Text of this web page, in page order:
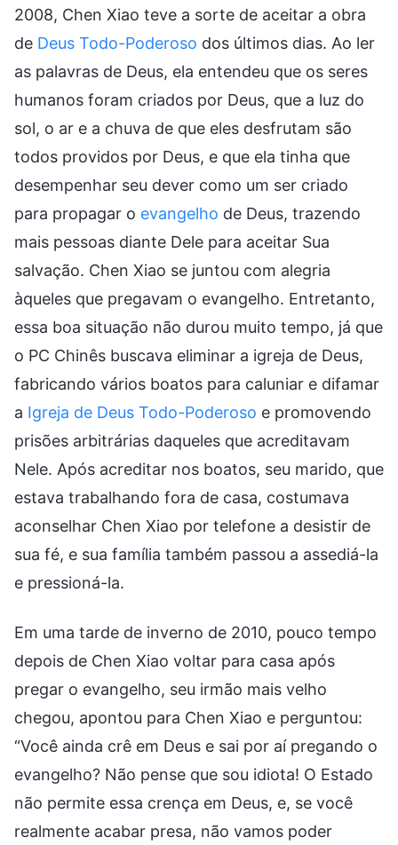
2008, Chen Xiao teve a sorte de aceitar a obra
de Deus Todo-Poderoso dos últimos dias. Ao ler
as palavras de Deus, ela entendeu que os seres
humanos foram criados por Deus, que a luz do
sol, o ar e a chuva de que eles desfrutam são
todos providos por Deus, e que ela tinha que
desempenhar seu dever como um ser criado
para propagar o evangelho de Deus, trazendo
mais pessoas diante Dele para aceitar Sua
salvação. Chen Xiao se juntou com alegria
àqueles que pregavam o evangelho. Entretanto,
essa boa situação não durou muito tempo, já que
o PC Chinês buscava eliminar a igreja de Deus,
fabricando vários boatos para caluniar e difamar
a Igreja de Deus Todo-Poderoso e promovendo
prisões arbitrárias daqueles que acreditavam
Nele. Após acreditar nos boatos, seu marido, que
estava trabalhando fora de casa, costumava
aconselhar Chen Xiao por telefone a desistir de
sua fé, e sua família também passou a assediá-la
e pressioná-la.
Em uma tarde de inverno de 2010, pouco tempo
depois de Chen Xiao voltar para casa após
pregar o evangelho, seu irmão mais velho
chegou, apontou para Chen Xiao e perguntou:
“Você ainda crê em Deus e sai por aí pregando o
evangelho? Não pense que sou idiota! O Estado
não permite essa crença em Deus, e, se você
realmente acabar presa, não vamos poder